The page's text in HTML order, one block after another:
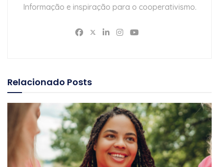
Informação e inspiração para o cooperativismo.
Relacionado Posts